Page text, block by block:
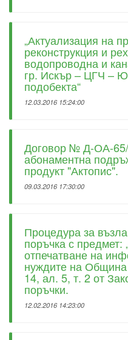
„Актуализация на
реконструкция и
водопроводна и
гр. Искър – ЦГЧ –
подобекта“
12.03.2016 15:24:00
Договор № Д-ОА-65/
абонаментна
продукт "Актопис".
09.03.2016 17:30:00
Процедура за
поръчка с предмет:
отпечатване на
нуждите на
14, ал. 5, т. 2 от
поръчки.
12.02.2016 14:23:00